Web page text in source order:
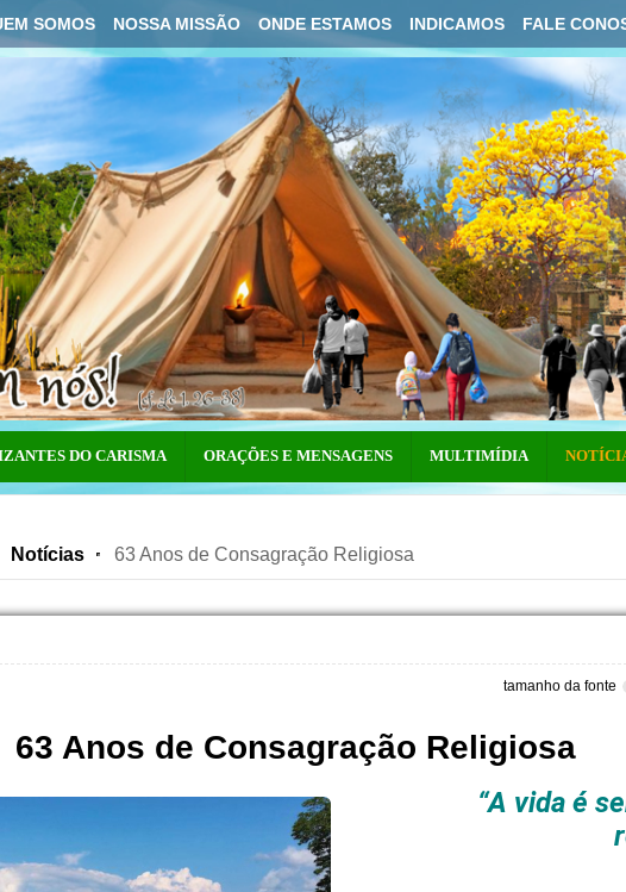
SOMOS NOSSA MISSÃO ONDE ESTAMOS INDICAMOS FALE
DO CARISMA ORAÇÕES E MENSAGENS MULTIMÍDIA
Notícias 63 Anos de Consagração Religiosa
tamanho da fonte
63 Anos de Consagração Religiosa
“A vida é